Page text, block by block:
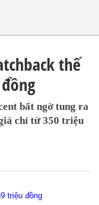
thế
bất ngờ tung ra
chỉ từ 350 triệu
triệu đồng